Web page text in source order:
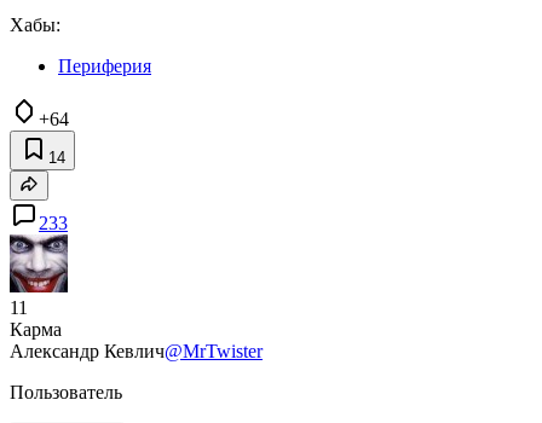
Хабы:
Периферия
+64
14
233
11
Карма
Александр Кевлич@MrTwister
Пользователь